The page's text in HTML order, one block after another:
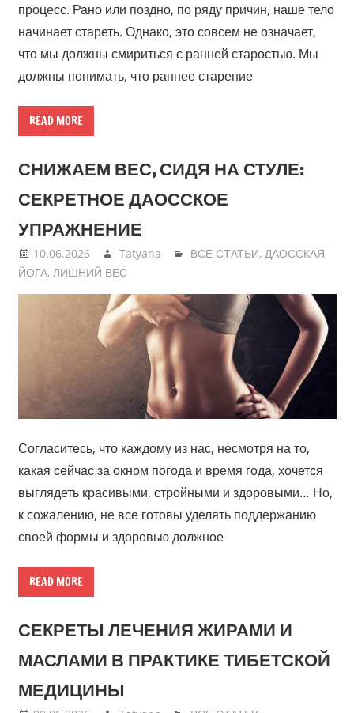
процесс. Рано или поздно, по ряду причин, наше тело
начинает стареть. Однако, это совсем не означает,
что мы должны смириться с ранней старостью. Мы
должны понимать, что раннее старение
READ MORE
СНИЖАЕМ ВЕС, СИДЯ НА СТУЛЕ:
СЕКРЕТНОЕ ДАОССКОЕ
УПРАЖНЕНИЕ
10.06.2026 Tatyana ВСЕ СТАТЬИ, ДАОССКАЯ
ЙОГА, ЛИШНИЙ ВЕС
Согласитесь, что каждому из нас, несмотря на то,
какая сейчас за окном погода и время года, хочется
выглядеть красивыми, стройными и здоровыми… Но,
к сожалению, не все готовы уделять поддержанию
своей формы и здоровью должное
READ MORE
СЕКРЕТЫ ЛЕЧЕНИЯ ЖИРАМИ И
МАСЛАМИ В ПРАКТИКЕ ТИБЕТСКОЙ
МЕДИЦИНЫ